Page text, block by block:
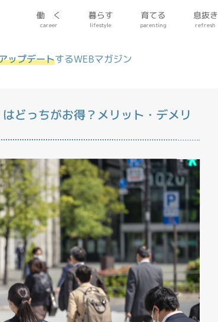
働 く
career
暮らす
lifestyle
育てる
parenting
息抜き
refresh
ップデートするWEBマガジン
どっちがお得？メリット・デメリ